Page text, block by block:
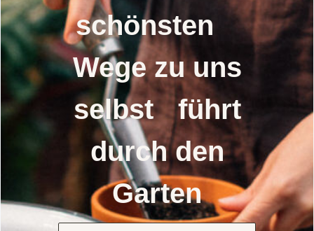
schönsten
Wege zu uns
selbst führt
durch den
Garten